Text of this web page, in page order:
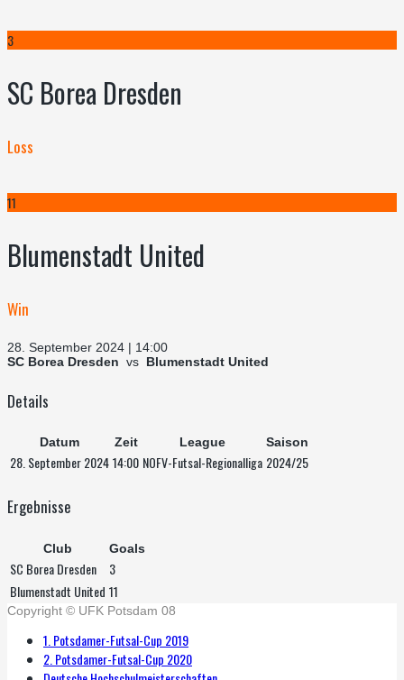
3
SC Borea Dresden
Loss
11
Blumenstadt United
Win
28. September 2024 | 14:00
SC Borea Dresden vs Blumenstadt United
Details
Datum Zeit League Saison
28. September 202414:00 NOFV-Futsal-Regionalliga 2024/25
Ergebnisse
Club Goals
SC Borea Dresden
3
Blumenstadt United 11
Copyright © UFK Potsdam 08
1. Potsdamer-Futsal-Cup 2019
2. Potsdamer-Futsal-Cup 2020